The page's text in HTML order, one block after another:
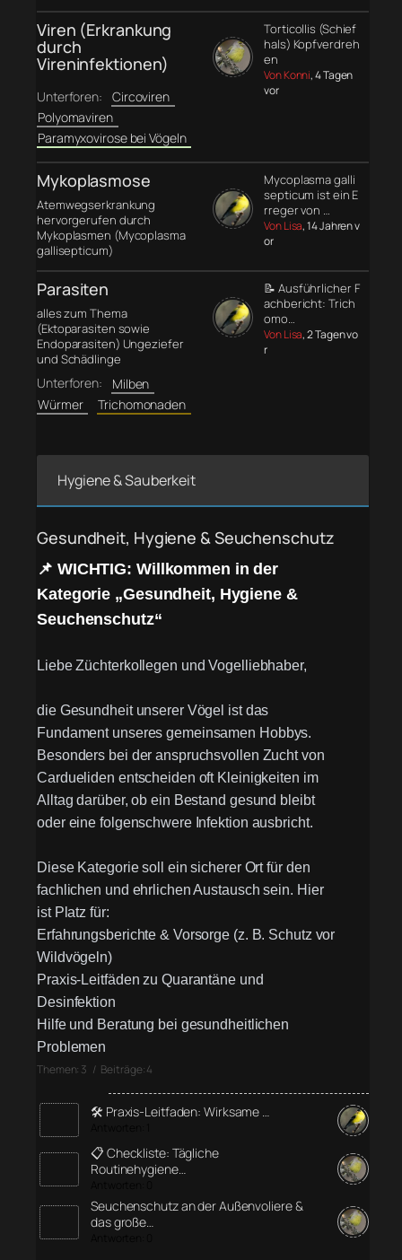
Viren (Erkrankung
durch
Vireninfektionen)
Unterforen:
Circoviren
Polyomaviren
Paramyxovirose bei Vögeln
Torticollis (Schief
hals) Kopfverdreh
en
Von Konni, 4 Tagen
vor
Mykoplasmose
Atemwegserkrankung
hervorgerufen durch
Mykoplasmen (Mycoplasma
gallisepticum)
Mycoplasma galli
septicum ist ein E
rreger von …
Von Lisa, 14 Jahren v
or
Parasiten
alles zum Thema
(Ektoparasiten sowie
Endoparasiten) Ungeziefer
und Schädlinge
Unterforen:
Milben
Würmer
Trichomonaden
📝 Ausführlicher F
achbericht: Trich
omo…
Von Lisa, 2 Tagen vo
r
Hygiene & Sauberkeit
Gesundheit, Hygiene & Seuchenschutz
📌 WICHTIG: Willkommen in der
Kategorie „Gesundheit, Hygiene &
Seuchenschutz“
Liebe Züchterkollegen und Vogelliebhaber,
die Gesundheit unserer Vögel ist das
Fundament unseres gemeinsamen Hobbys.
Besonders bei der anspruchsvollen Zucht von
Cardueliden entscheiden oft Kleinigkeiten im
Alltag darüber, ob ein Bestand gesund bleibt
oder eine folgenschwere Infektion ausbricht.
Diese Kategorie soll ein sicherer Ort für den
fachlichen und ehrlichen Austausch sein. Hier
ist Platz für:
Erfahrungsberichte & Vorsorge (z. B. Schutz vor
Wildvögeln)
Praxis-Leitfäden zu Quarantäne und
Desinfektion
Hilfe und Beratung bei gesundheitlichen
Problemen
Themen: 3 / Beiträge: 4
🛠️ Praxis-Leitfaden: Wirksame …
📋 Checkliste: Tägliche
Routinehygiene…
Seuchenschutz an der Außenvoliere &
das große…